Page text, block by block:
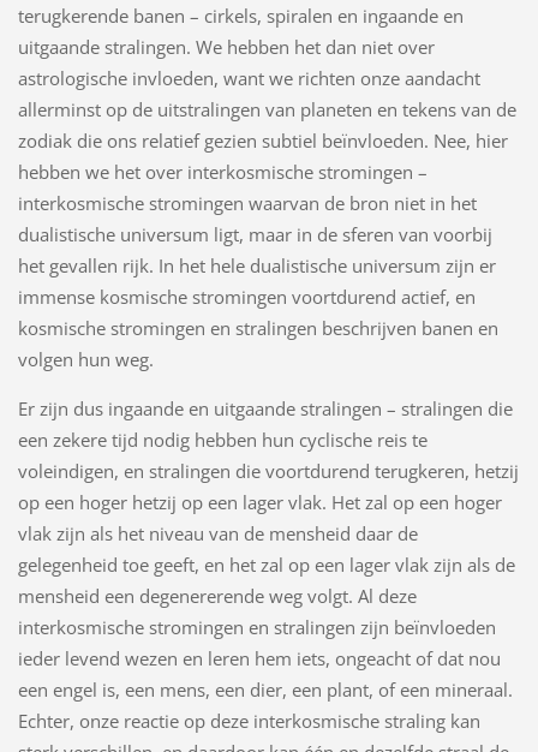
terugkerende banen – cirkels, spiralen en ingaande en
uitgaande stralingen. We hebben het dan niet over
astrologische invloeden, want we richten onze aandacht
allerminst op de uitstralingen van planeten en tekens van de
zodiak die ons relatief gezien subtiel beïnvloeden. Nee, hier
hebben we het over interkosmische stromingen –
interkosmische stromingen waarvan de bron niet in het
dualistische universum ligt, maar in de sferen van voorbij
het gevallen rijk. In het hele dualistische universum zijn er
immense kosmische stromingen voortdurend actief, en
kosmische stromingen en stralingen beschrijven banen en
volgen hun weg.
Er zijn dus ingaande en uitgaande stralingen – stralingen die
een zekere tijd nodig hebben hun cyclische reis te
voleindigen, en stralingen die voortdurend terugkeren, hetzij
op een hoger hetzij op een lager vlak. Het zal op een hoger
vlak zijn als het niveau van de mensheid daar de
gelegenheid toe geeft, en het zal op een lager vlak zijn als de
mensheid een degenererende weg volgt. Al deze
interkosmische stromingen en stralingen zijn beïnvloeden
ieder levend wezen en leren hem iets, ongeacht of dat nou
een engel is, een mens, een dier, een plant, of een mineraal.
Echter, onze reactie op deze interkosmische straling kan